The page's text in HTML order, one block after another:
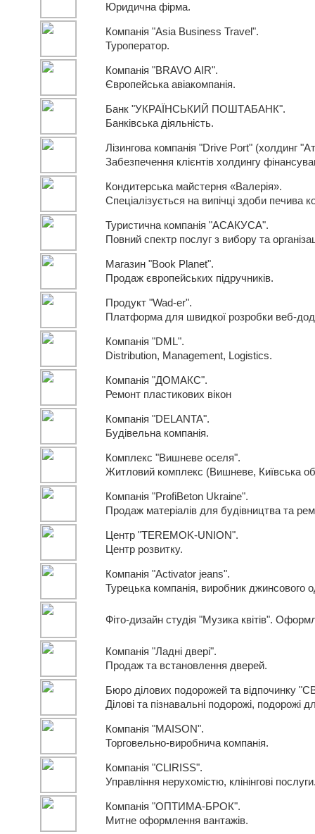
Юридична фірма.
Компанія "Asia Business Travel".
Туроператор.
Компанія "BRAVO AIR".
Європейська авіакомпанія.
Банк "УКРАЇНСЬКИЙ ПОШТАБАНК".
Банківська діяльність.
Лізингова компанія "Drive Port" (холдинг
Забезпечення клієнтів холдингу
Кондитерська майстерня «Валерія».
Спеціалізується на випічці здоби печива
Туристична компанія "АСАКУСА".
Повний спектр послуг з вибору та
Магазин "Book Planet".
Продаж європейських підручників.
Продукт "Wad-er".
Платформа для швидкої розробки веб-
Компанія "DML".
Distribution, Management, Logistics.
Компанія "ДОМАКС".
Ремонт пластикових вікон
Компанія "DELANTA".
Будівельна компанія.
Комплекс "Вишневе оселя".
Житловий комплекс (Вишневе, Київська
Компанія "ProfiBeton Ukraine".
Продаж матеріалів для будівництва та
Центр "TEREMOK-UNION".
Центр розвитку.
Компанія "Activator jeans".
Турецька компанія, виробник джинсового
Фіто-дизайн студія "Музика квітів".
Компанія "Ладні двері".
Продаж та встановлення дверей.
Бюро ділових подорожей та відпочинку
Ділові та пізнавальні подорожі, подорожі
Компанія "MAISON".
Торговельно-виробнича компанія.
Компанія "CLIRISS".
Управління нерухомістю, клінінгові
Компанія "ОПТИМА-БРОК".
Митне оформлення вантажів.